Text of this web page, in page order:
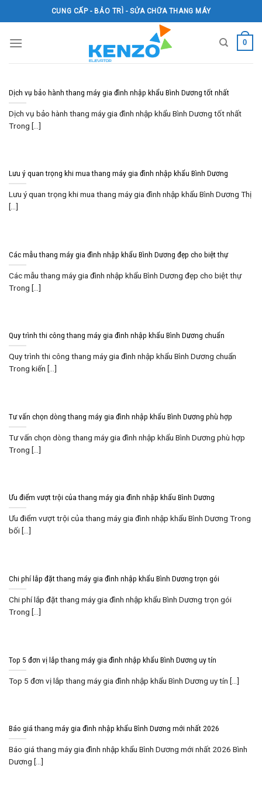
to
CUNG CẤP - BẢO TRÌ - SỬA CHỮA THANG MÁY
0
Dịch vụ bảo hành thang máy gia đình nhập khẩu Bình Dương tốt nhất
Dịch vụ bảo hành thang máy gia đình nhập khẩu Bình Dương tốt nhất
Trong [...]
Lưu ý quan trọng khi mua thang máy gia đình nhập khẩu Bình Dương
Lưu ý quan trọng khi mua thang máy gia đình nhập khẩu Bình Dương Thị
[...]
Các mẫu thang máy gia đình nhập khẩu Bình Dương đẹp cho biệt thự
Các mẫu thang máy gia đình nhập khẩu Bình Dương đẹp cho biệt thự
Trong [...]
Quy trình thi công thang máy gia đình nhập khẩu Bình Dương chuẩn
Quy trình thi công thang máy gia đình nhập khẩu Bình Dương chuẩn
Trong kiến [...]
Tư vấn chọn dòng thang máy gia đình nhập khẩu Bình Dương phù hợp
Tư vấn chọn dòng thang máy gia đình nhập khẩu Bình Dương phù hợp
Trong [...]
Ưu điểm vượt trội của thang máy gia đình nhập khẩu Bình Dương
Ưu điểm vượt trội của thang máy gia đình nhập khẩu Bình Dương Trong
bối [...]
Chi phí lắp đặt thang máy gia đình nhập khẩu Bình Dương trọn gói
Chi phí lắp đặt thang máy gia đình nhập khẩu Bình Dương trọn gói
Trong [...]
Top 5 đơn vị lắp thang máy gia đình nhập khẩu Bình Dương uy tín
Top 5 đơn vị lắp thang máy gia đình nhập khẩu Bình Dương uy tín [...]
Báo giá thang máy gia đình nhập khẩu Bình Dương mới nhất 2026
Báo giá thang máy gia đình nhập khẩu Bình Dương mới nhất 2026 Bình
Dương [...]